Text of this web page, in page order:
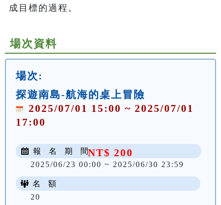
成目標的過程。
場次資料
場次:
探遊南島-航海的桌上冒險
2025/07/01 15:00 ~ 2025/07/01
17:00
NT$ 200
報 名 期 間
2025/06/23 00:00 ~ 2025/06/30 23:59
名 額
20